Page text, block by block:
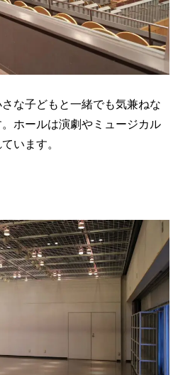
な子どもと一緒でも気兼ねな
ホールは演劇やミュージカル
います。